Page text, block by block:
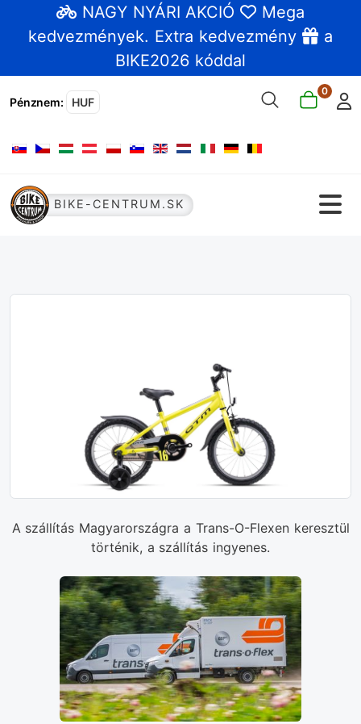
NAGY NYÁRI AKCIÓ
Mega
kedvezmények. Extra kedvezmény
a
BIKE2026 kóddal
Pénznem: HUF
0
Válasszon nyelvet
BIKE-CENTRUM.SK
A szállítás Magyarországra a Trans-O-Flexen keresztül
történik, a szállítás ingyenes.